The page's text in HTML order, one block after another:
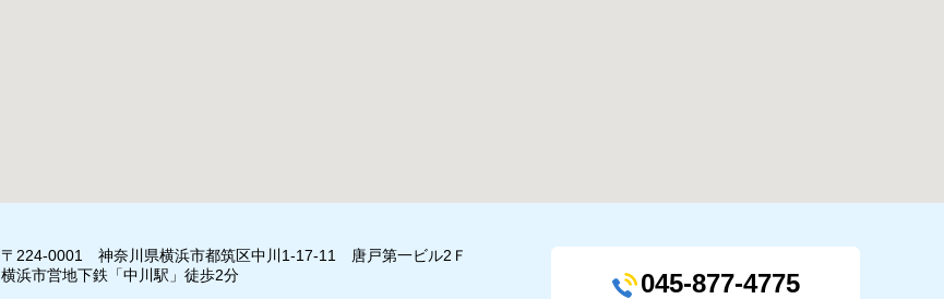
〒224-0001 神奈川県横浜市都筑区中川1-17-11 唐戸第一ビル2Ｆ
横浜市営地下鉄「中川駅」徒歩2分
045-877-4775